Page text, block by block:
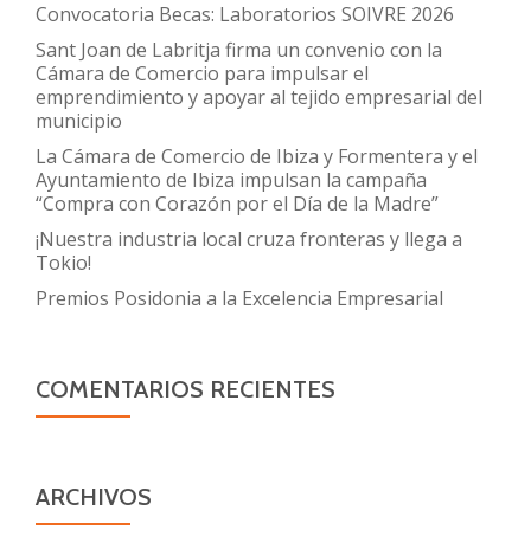
Convocatoria Becas: Laboratorios SOIVRE 2026
Sant Joan de Labritja firma un convenio con la
Cámara de Comercio para impulsar el
emprendimiento y apoyar al tejido empresarial del
municipio
La Cámara de Comercio de Ibiza y Formentera y el
Ayuntamiento de Ibiza impulsan la campaña
“Compra con Corazón por el Día de la Madre”
¡Nuestra industria local cruza fronteras y llega a
Tokio!
Premios Posidonia a la Excelencia Empresarial
COMENTARIOS RECIENTES
ARCHIVOS